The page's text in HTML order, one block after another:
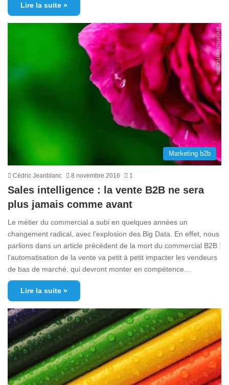
Lire la suite »
Marketing b2b
Cédric Jeanblanc 8 novembre 2016 1
Sales intelligence : la vente B2B ne sera
plus jamais comme avant
Le métier du commercial a subi en quelques années un
changement radical, avec l’explosion des Big Data. En effet, nous
parlions dans un article précédent de la mort du commercial B2B :
l’automatisation de la vente va petit à petit impacter les vendeurs
de bas de marché, qui devront monter en compétence…
Lire la suite »